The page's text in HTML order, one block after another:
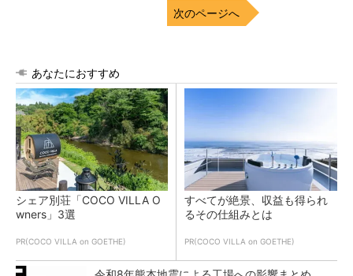
次のページへ
あなたにおすすめ
シェア別荘「COCO VILLA O
wners」3選
PR(COCO VILLA on GOETHE)
すべてが絶景、収益も得られ
るその仕組みとは
PR(COCO VILLA on GOETHE)